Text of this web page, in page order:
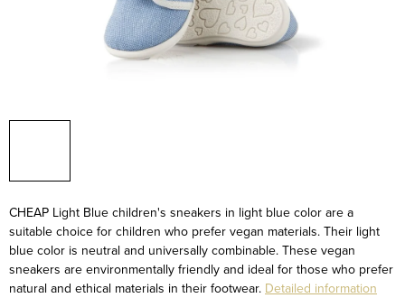
CHEAP Light Blue children's sneakers in light blue color are a
suitable choice for children who prefer vegan materials. Their light
blue color is neutral and universally combinable. These vegan
sneakers are environmentally friendly and ideal for those who prefer
natural and ethical materials in their footwear. Detailed information